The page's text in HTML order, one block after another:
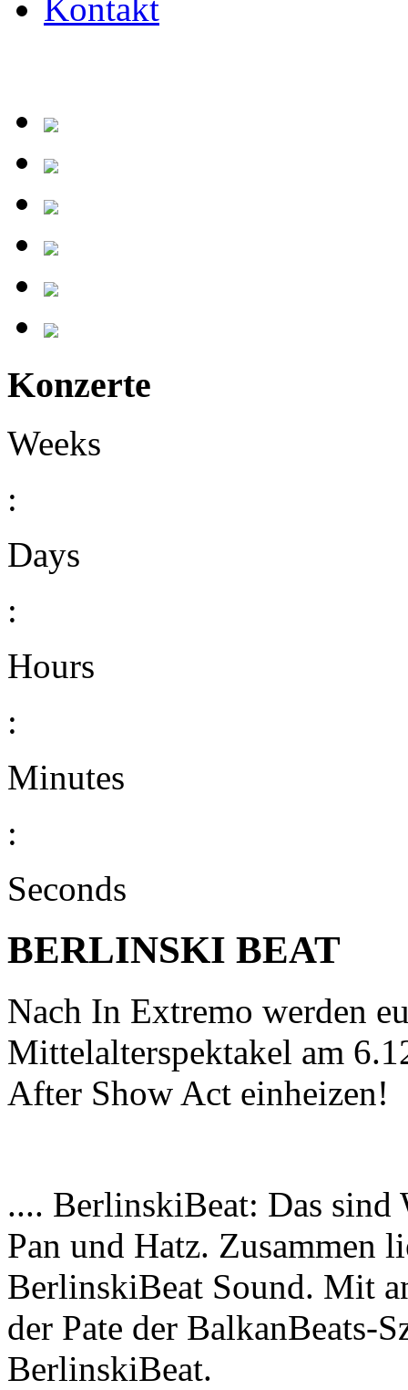
Kontakt
Konzerte
Weeks
:
Days
:
Hours
:
Minutes
:
Seconds
BERLINSKI BEAT
Nach In Extremo werden
Mittelalterspektakel am
After Show Act einheizen!
.... BerlinskiBeat: Das
Pan und Hatz. Zusammen
BerlinskiBeat Sound. Mit
der Pate der BalkanBeats-
BerlinskiBeat.